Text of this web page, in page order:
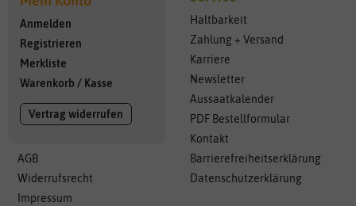
Anmelden
Registrieren
Merkliste
Warenkorb / Kasse
Vertrag widerrufen
AGB
Widerrufsrecht
Impressum
Haltbarkeit
Zahlung + Versand
Karriere
Newsletter
Aussaatkalender
PDF Bestellformular
Kontakt
Barrierefreiheitserklärung
Datenschutzerklärung